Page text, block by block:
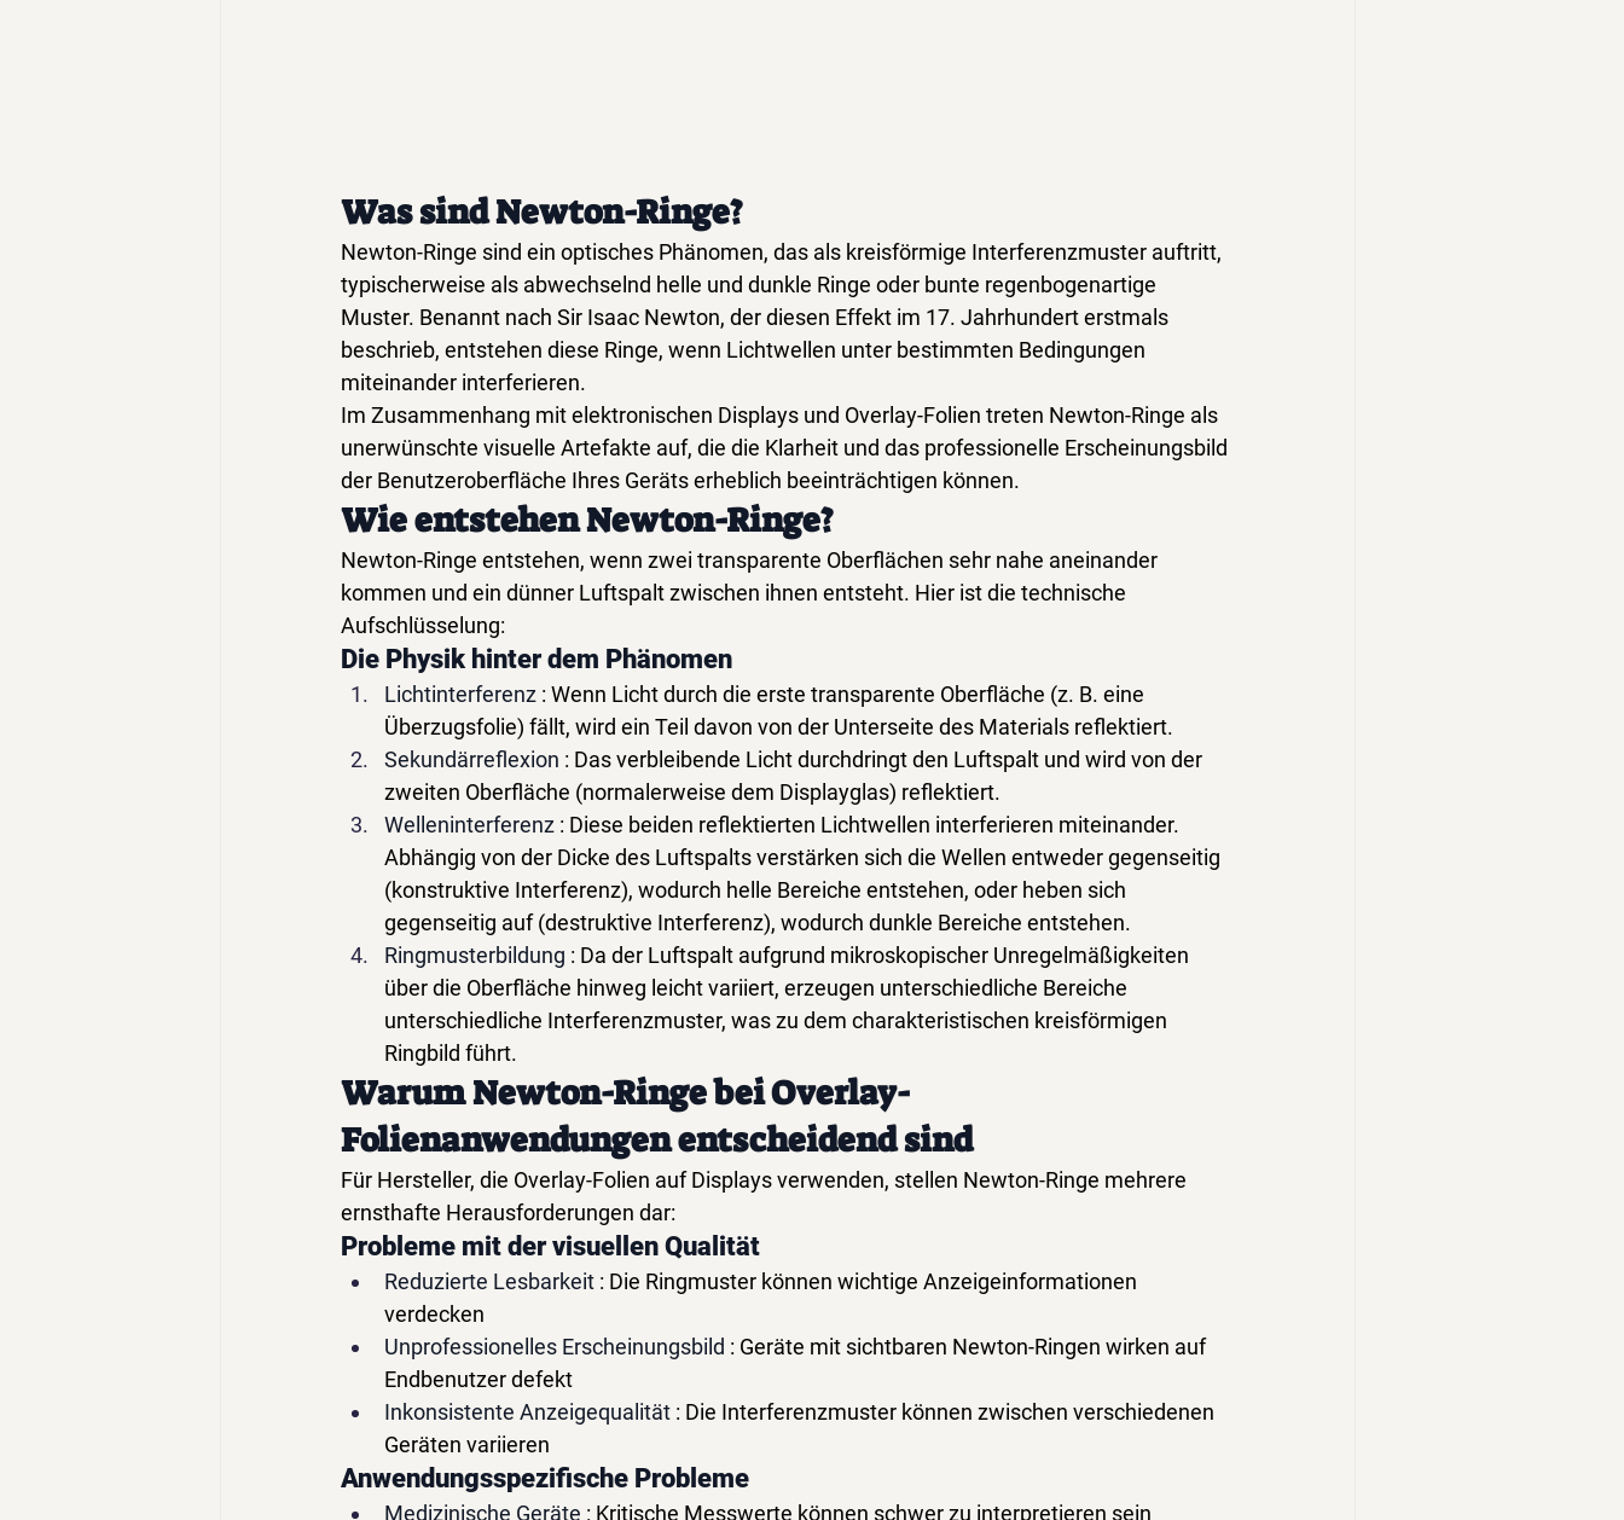
Was sind Newton-Ringe?
Newton-Ringe sind ein optisches Phänomen, das als kreisförmige Interferenzmuster auftritt,
typischerweise als abwechselnd helle und dunkle Ringe oder bunte regenbogenartige
Muster. Benannt nach Sir Isaac Newton, der diesen Effekt im 17. Jahrhundert erstmals
beschrieb, entstehen diese Ringe, wenn Lichtwellen unter bestimmten Bedingungen
miteinander interferieren.
Im Zusammenhang mit elektronischen Displays und Overlay-Folien treten Newton-Ringe als
unerwünschte visuelle Artefakte auf, die die Klarheit und das professionelle Erscheinungsbild
der Benutzeroberfläche Ihres Geräts erheblich beeinträchtigen können.
Wie entstehen Newton-Ringe?
Newton-Ringe entstehen, wenn zwei transparente Oberflächen sehr nahe aneinander
kommen und ein dünner Luftspalt zwischen ihnen entsteht. Hier ist die technische
Aufschlüsselung:
Die Physik hinter dem Phänomen
Lichtinterferenz : Wenn Licht durch die erste transparente Oberfläche (z. B. eine
Überzugsfolie) fällt, wird ein Teil davon von der Unterseite des Materials reflektiert.
Sekundärreflexion : Das verbleibende Licht durchdringt den Luftspalt und wird von der
zweiten Oberfläche (normalerweise dem Displayglas) reflektiert.
Welleninterferenz : Diese beiden reflektierten Lichtwellen interferieren miteinander.
Abhängig von der Dicke des Luftspalts verstärken sich die Wellen entweder gegenseitig
(konstruktive Interferenz), wodurch helle Bereiche entstehen, oder heben sich
gegenseitig auf (destruktive Interferenz), wodurch dunkle Bereiche entstehen.
Ringmusterbildung : Da der Luftspalt aufgrund mikroskopischer Unregelmäßigkeiten
über die Oberfläche hinweg leicht variiert, erzeugen unterschiedliche Bereiche
unterschiedliche Interferenzmuster, was zu dem charakteristischen kreisförmigen
Ringbild führt.
Warum Newton-Ringe bei Overlay-
Folienanwendungen entscheidend sind
Für Hersteller, die Overlay-Folien auf Displays verwenden, stellen Newton-Ringe mehrere
ernsthafte Herausforderungen dar:
Probleme mit der visuellen Qualität
Reduzierte Lesbarkeit : Die Ringmuster können wichtige Anzeigeinformationen
verdecken
Unprofessionelles Erscheinungsbild : Geräte mit sichtbaren Newton-Ringen wirken auf
Endbenutzer defekt
Inkonsistente Anzeigequalität : Die Interferenzmuster können zwischen verschiedenen
Geräten variieren
Anwendungsspezifische Probleme
Medizinische Geräte : Kritische Messwerte können schwer zu interpretieren sein